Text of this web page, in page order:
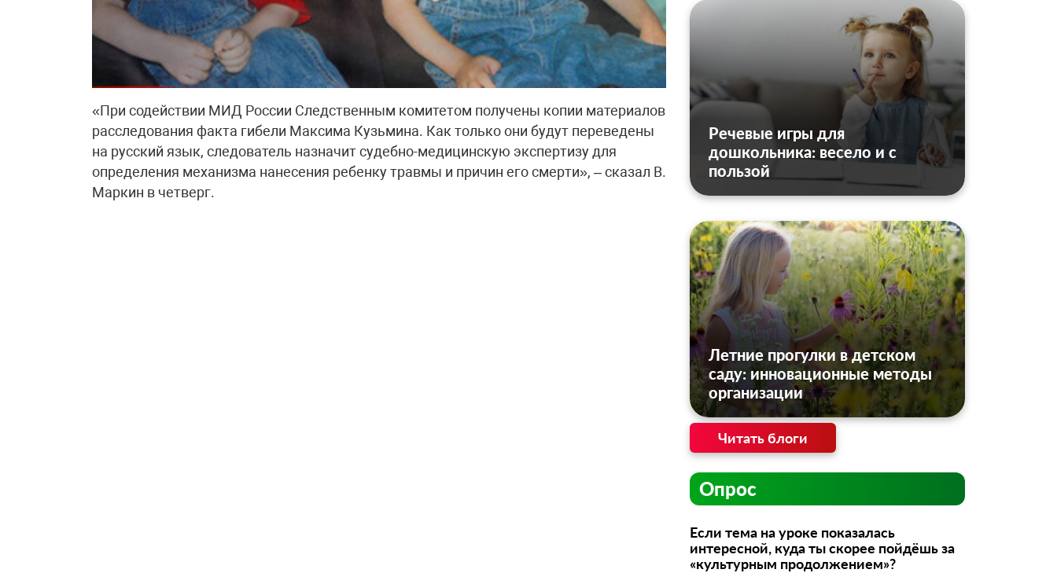
«При содействии МИД России Следственным комитетом получены копии материалов
расследования факта гибели Максима Кузьмина. Как только они будут переведены
на русский язык, следователь назначит судебно-медицинскую экспертизу для
определения механизма нанесения ребенку травмы и причин его смерти», – сказал В.
Маркин в четверг.
Речевые игры для
дошкольника: весело и с
пользой
Летние прогулки в детском
саду: инновационные методы
организации
Читать блоги
Опрос
Если тема на уроке показалась
интересной, куда ты скорее пойдёшь за
«культурным продолжением»?